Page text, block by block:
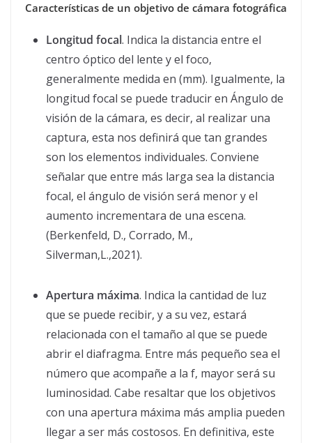
Características de un objetivo de cámara fotográfica
Longitud focal. Indica la distancia entre el
centro óptico del lente y el foco,
generalmente medida en (mm). Igualmente, la
longitud focal se puede traducir en Ángulo de
visión de la cámara, es decir, al realizar una
captura, esta nos definirá que tan grandes
son los elementos individuales. Conviene
señalar que entre más larga sea la distancia
focal, el ángulo de visión será menor y el
aumento incrementara de una escena.
(Berkenfeld, D., Corrado, M.,
Silverman,L.,2021).
Apertura máxima. Indica la cantidad de luz
que se puede recibir, y a su vez, estará
relacionada con el tamaño al que se puede
abrir el diafragma. Entre más pequeño sea el
número que acompañe a la f, mayor será su
luminosidad. Cabe resaltar que los objetivos
con una apertura máxima más amplia pueden
llegar a ser más costosos. En definitiva, este